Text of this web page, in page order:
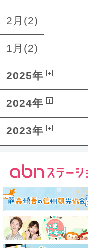
2月(2)
1月(2)
2025年
2024年
2023年